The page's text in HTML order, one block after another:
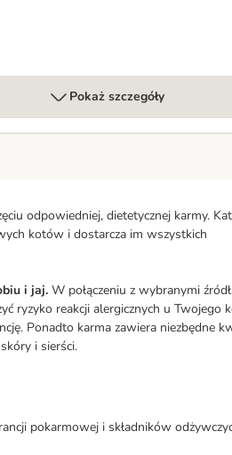
Pokaż szczegóły
odpowiedniej, dietetycznej karmy.
kotów i dostarcza im wszystkich
i jaj. W połączeniu z wybranymi
Ponadto karma zawiera niezbędne
i sierści.
pokarmowej i składników